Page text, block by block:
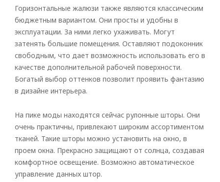
Vertical
romano
Горизонтальные жалюзи также являются классическим
бюджетным вариантом. Они просты и удобны в
эксплуатации. За ними легко ухаживать. Могут
затенять большие помещения. Оставляют подоконник
свободным, что дает возможность использовать его в
качестве дополнительной рабочей поверхности.
Богатый выбор оттенков позволит проявить фантазию
в дизайне интерьера.
На пике моды находятся сейчас рулонные шторы. Они
очень практичны, привлекают широким ассортиментом
тканей. Такие шторы можно установить на окно, в
проем окна. Прекрасно защищают от солнца, создавая
комфортное освещение. Возможно автоматическое
управление данных штор.